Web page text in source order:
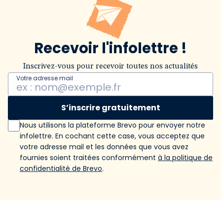
Recevoir l'infolettre !
Inscrivez-vous pour recevoir toutes nos actualités
Votre adresse mail
S’inscrire gratuitement
Nous utilisons la plateforme Brevo pour envoyer notre
infolettre. En cochant cette case, vous acceptez que
votre adresse mail et les données que vous avez
fournies soient traitées conformément à la politique de
confidentialité de Brevo.